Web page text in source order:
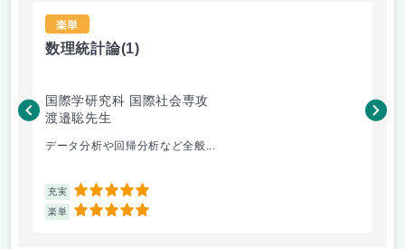
楽単
数理統計論(1)
国際学研究科 国際社会専攻
渡邉聡先生
データ分析や回帰分析など全般...
充実 5
楽単 5
渡